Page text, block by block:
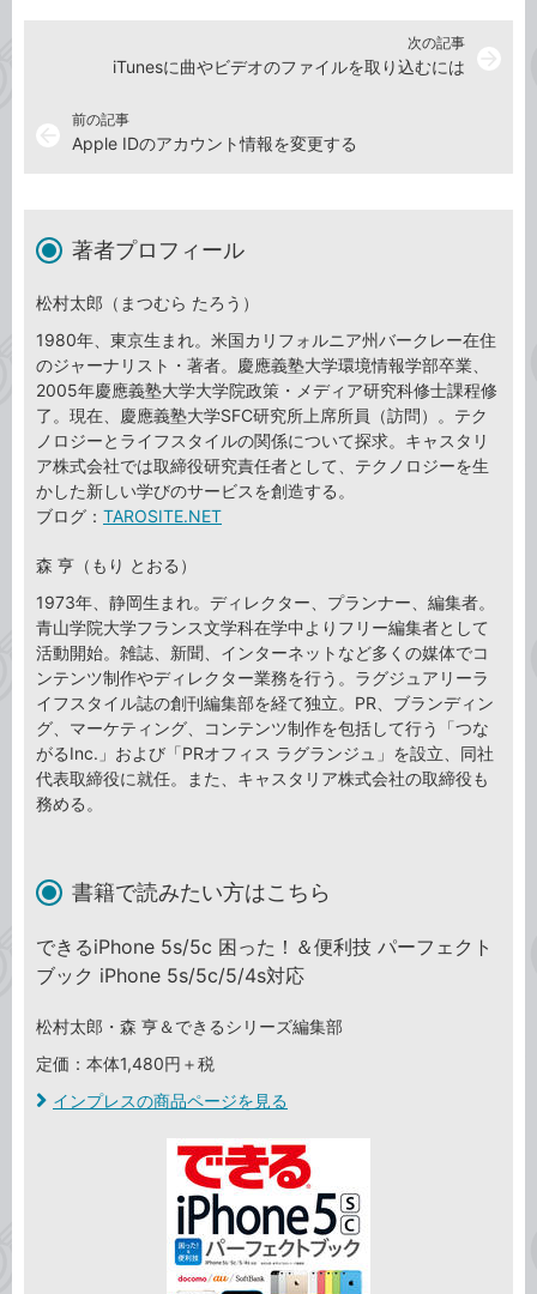
前の記事
Apple IDのアカウント情報を変更する
次の記事
iTunesに曲やビデオのファイルを取り込むには
著者プロフィール
松村太郎（まつむら たろう）
1980年、東京生まれ。米国カリフォルニア州バークレー在住
のジャーナリスト・著者。慶應義塾大学環境情報学部卒業、
2005年慶應義塾大学大学院政策・メディア研究科修士課程修
了。現在、慶應義塾大学SFC研究所上席所員（訪問）。テク
ノロジーとライフスタイルの関係について探求。キャスタリ
ア株式会社では取締役研究責任者として、テクノロジーを生
かした新しい学びのサービスを創造する。
ブログ： TAROSITE.NET
森 亨（もり とおる）
1973年、静岡生まれ。ディレクター、プランナー、編集者。
青山学院大学フランス文学科在学中よりフリー編集者として
活動開始。雑誌、新聞、インターネットなど多くの媒体でコ
ンテンツ制作やディレクター業務を行う。ラグジュアリーラ
イフスタイル誌の創刊編集部を経て独立。PR、ブランディン
グ、マーケティング、コンテンツ制作を包括して行う「つな
がるInc.」および「PRオフィス ラグランジュ」を設立、同社
代表取締役に就任。また、キャスタリア株式会社の取締役も
務める。
書籍で読みたい方はこちら
できるiPhone 5s/5c 困った！＆便利技 パーフェクト
ブック iPhone 5s/5c/5/4s対応
松村太郎・森 亨＆できるシリーズ編集部
定価：本体1,480円＋税
インプレスの商品ページを見る